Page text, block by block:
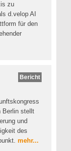
zu
d.velop AI
für den
Bericht
Berlin stellt
und
des
mehr...